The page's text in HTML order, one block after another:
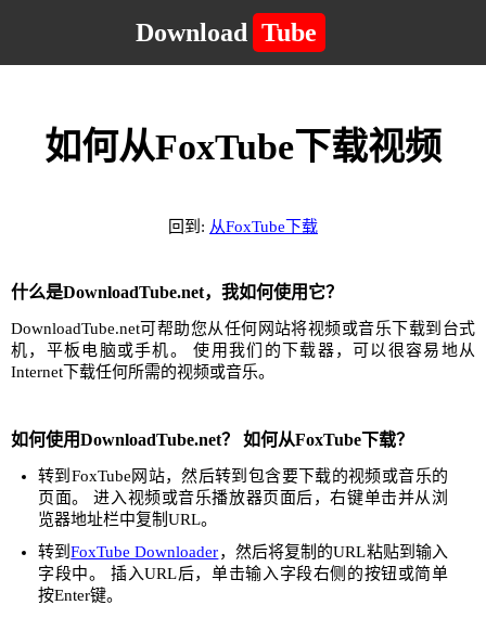
Download Tube
如何从FoxTube下载视频
回到: 从FoxTube下载
什么是DownloadTube.net，我如何使用它？
DownloadTube.net可帮助您从任何网站将视频或音乐下载到台式
机，平板电脑或手机。 使用我们的下载器，可以很容易地从
Internet下载任何所需的视频或音乐。
如何使用DownloadTube.net？ 如何从FoxTube下载？
转到FoxTube网站，然后转到包含要下载的视频或音乐的
页面。 进入视频或音乐播放器页面后，右键单击并从浏
览器地址栏中复制URL。
转到FoxTube Downloader，然后将复制的URL粘贴到输入
字段中。 插入URL后，单击输入字段右侧的按钮或简单
按Enter键。